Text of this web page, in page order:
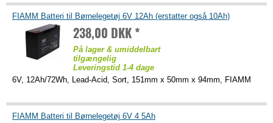
FIAMM Batteri til Børnelegetøj 6V 12Ah (erstatter også 10Ah)
238,00 DKK *
På lager & umiddelbart
tilgængelig
Leveringstid 1-4 dage
6V, 12Ah/72Wh, Lead-Acid, Sort, 151mm x 50mm x 94mm, FIAMM
FIAMM Batteri til Børnelegetøj 6V 4 5Ah